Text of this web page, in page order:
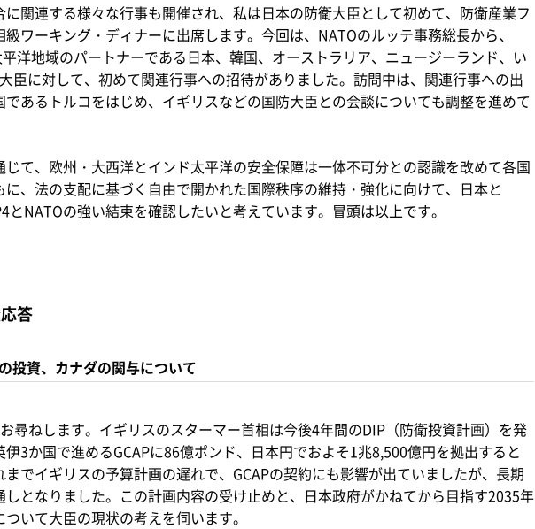
関連する様々な行事も開催され、私は日本の防衛大臣として初めて、防衛産業フ
級ワーキング・ディナーに出席します。今回は、NATOのルッテ事務総長から、
洋地域のパートナーである日本、韓国、オーストラリア、ニュージーランド、い
臣に対して、初めて関連行事への招待がありました。訪問中は、関連行事への出
であるトルコをはじめ、イギリスなどの国防大臣との会談についても調整を進めて
て、欧州・大西洋とインド太平洋の安全保障は一体不可分との認識を改めて各国
に、法の支配に基づく自由で開かれた国際秩序の維持・強化に向けて、日本と
とNATOの強い結束を確認したいと考えています。冒頭は以上です。
答
投資、カナダの関与について
尋ねします。イギリスのスターマー首相は今後4年間のDIP（防衛投資計画）を発
3か国で進めるGCAPに86億ポンド、日本円でおよそ1兆8,500億円を拠出すると
までイギリスの予算計画の遅れで、GCAPの契約にも影響が出ていましたが、長期
しとなりました。この計画内容の受け止めと、日本政府がかねてから目指す2035年
いて大臣の現状の考えを伺います。